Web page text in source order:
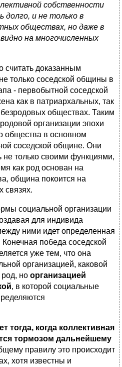
собственности
долго, и не только в
обществах, но даже в
на многочисленных
доказанным
только соседской общины в
- первобытной соседской
как в патриархальных, так
обществах. Таким
организации эпохи
общества в основном
соседской общине. Они
не только своими функциями,
как род основан на
община покоится на
связях.
социальной организации
для индивида
ними идет определенная
победа соседской
уже тем, что она
организацией, каковой
род, но организацией
, в которой социальные
тогда, когда коллективная
тормозом дальнейшему
правилу это происходит
хотя известны и